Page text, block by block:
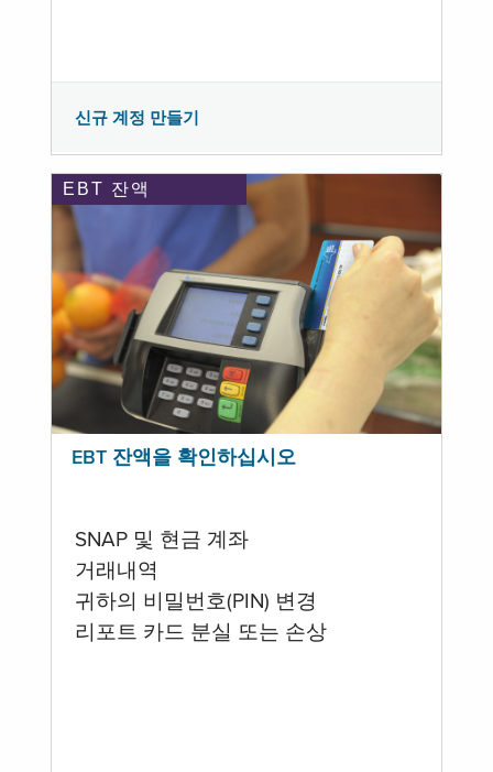
신규 계정 만들기
EBT 잔액
EBT 잔액을 확인하십시오
SNAP 및 현금 계좌
거래내역
귀하의 비밀번호(PIN) 변경
리포트 카드 분실 또는 손상